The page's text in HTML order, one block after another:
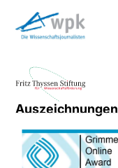
Auszeichnungen